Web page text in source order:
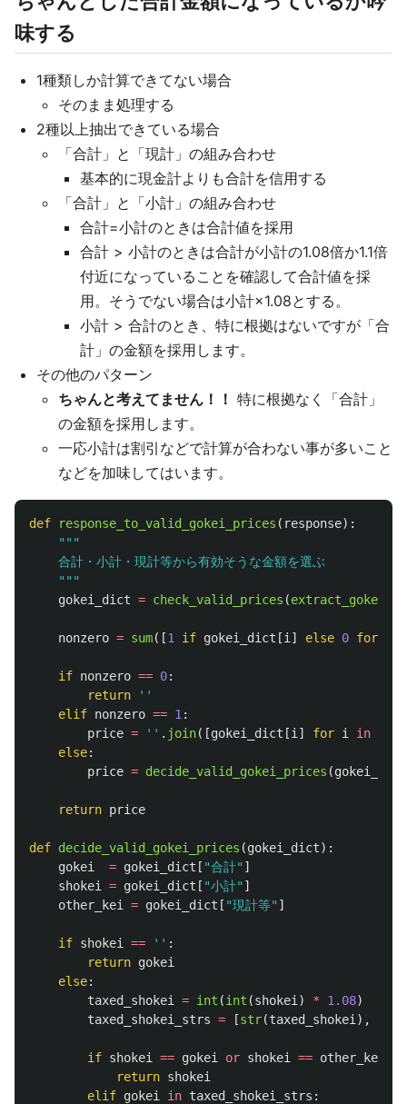
味する
1種類しか計算できてない場合
そのまま処理する
2種以上抽出できている場合
「合計」と「現計」の組み合わせ
基本的に現金計よりも合計を信用する
「合計」と「小計」の組み合わせ
合計=小計のときは合計値を採用
合計 > 小計のときは合計が小計の1.08倍か1.1倍
付近になっていることを確認して合計値を採
用。そうでない場合は小計×1.08とする。
小計 > 合計のとき、特に根拠はないですが「合
計」の金額を採用します。
その他のパターン
ちゃんと考えてません！！ 特に根拠なく「合計」
の金額を採用します。
一応小計は割引などで計算が合わない事が多いこと
などを加味してはいます。
def response_to_valid_gokei_prices ( response):
"""
    合計・小計・現計等から有効そうな金額を選ぶ
"""
gokei_dict = check_valid_prices (
nonzero = sum([1 if gokei_dict [i ] else 0 for
if nonzero == 0:
return
''
elif nonzero == 1 :
price = '' . join([gokei_dict [i ] for i in
else:
price = decide_valid_gokei_prices (gokei_dict
return price
def decide_valid_gokei_prices (gokei_dict):
gokei
= gokei_dict [ "合計" ]
shokei
= gokei_dict [ "小計" ]
other_kei
= gokei_dict [ "現計等" ]
if shokei == '' :
return gokei
else:
taxed_shokei
= int (int (shokei ) * 1.08)
taxed_shokei_strs = [str(taxed_shokei ),
if shokei == gokei or shokei == other_kei
return shokei
elif gokei in taxed_shokei_strs :